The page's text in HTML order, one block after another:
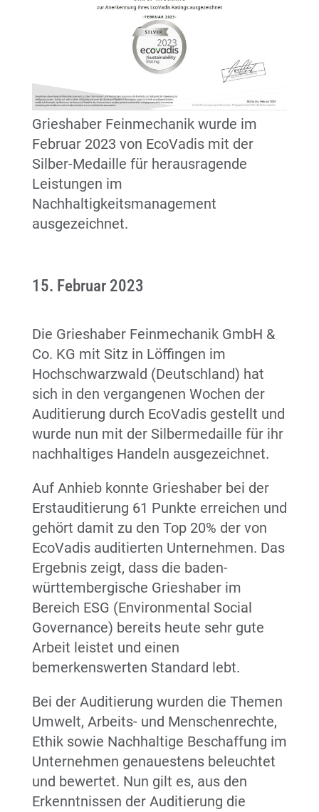
Grieshaber Feinmechanik wurde im
Februar 2023 von EcoVadis mit der
Silber-Medaille für herausragende
Leistungen im
Nachhaltigkeitsmanagement
ausgezeichnet.
15. Februar 2023
Die Grieshaber Feinmechanik GmbH &
Co. KG mit Sitz in Löffingen im
Hochschwarzwald (Deutschland) hat
sich in den vergangenen Wochen der
Auditierung durch EcoVadisgestellt und
wurde nun mit der Silbermedaille für ihr
nachhaltiges Handeln ausgezeichnet.
Auf Anhieb konnte Grieshaber bei der
Erstauditierung 61 Punkte erreichen und
gehört damit zu den Top 20% der von
EcoVadis auditierten Unternehmen. Das
Ergebnis zeigt, dass die baden-
württembergische Grieshaber im
Bereich ESG (Environmental Social
Governance) bereits heute sehr gute
Arbeit leistet und einen
bemerkenswerten Standard lebt.
Bei der Auditierung wurden die Themen
Umwelt, Arbeits- und Menschenrechte,
Ethik sowie Nachhaltige Beschaffung im
Unternehmen genauestens beleuchtet
und bewertet. Nun gilt es, aus den
Erkenntnissen der Auditierung die